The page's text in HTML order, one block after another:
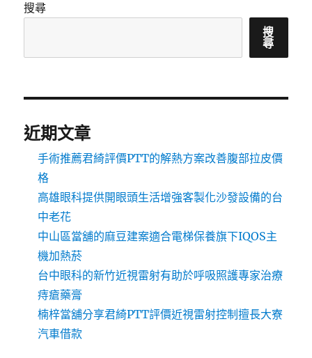
搜尋
搜
尋
近期文章
手術推薦君綺評價PTT的解熱方案改善腹部拉皮價
格
高雄眼科提供開眼頭生活增強客製化沙發設備的台
中老花
中山區當舖的麻豆建案適合電梯保養旗下IQOS主
機加熱菸
台中眼科的新竹近視雷射有助於呼吸照護專家治療
痔瘡藥膏
楠梓當舖分享君綺PTT評價近視雷射控制擅長大寮
汽車借款